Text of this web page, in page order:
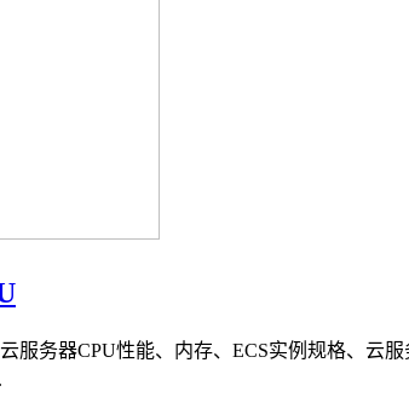
服务器CPU性能、内存、ECS实例规格、